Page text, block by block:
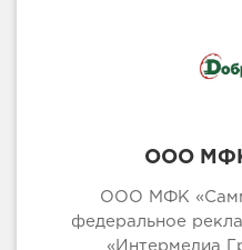
ООО
ООО МФК
федеральное
«Интермедиа